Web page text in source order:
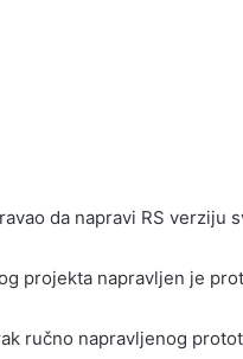
da napravi RS verziju
projekta napravljen je
ručno napravljenog